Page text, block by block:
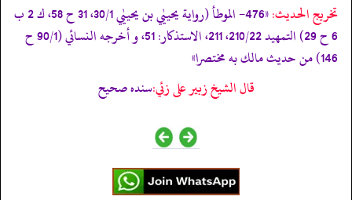
تخریج الحدیث:
«476- الموطأ (رواية يحييٰي بن يحييٰي 30/1، 31 ح 58، ك 2 ب
6 ح 29) التمهيد 210/22، 211، الاستذكار: 51، و أخرجه النسائي (90/1 ح
146) من حديث مالك به مختصرا»
قال الشيخ زبير على زئي:سنده صحيح